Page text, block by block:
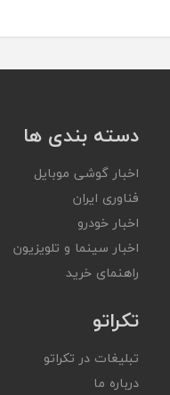
دسته بندی ها
اخبار گوشی موبایل
فناوری ایران
اخبار خودرو
اخبار سینما و تلویزیون
راهنمای خرید
تکراتو
تبلیغات در تکراتو
درباره ما